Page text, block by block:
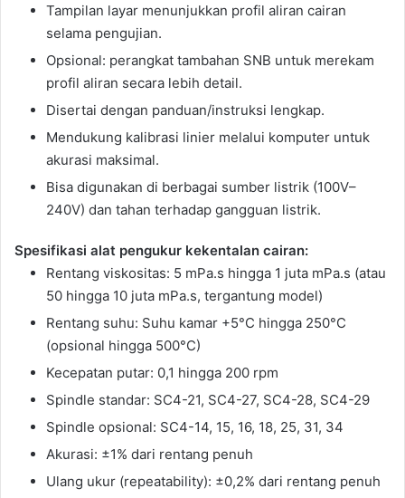
Tampilan layar menunjukkan profil aliran cairan
selama pengujian.
Opsional: perangkat tambahan SNB untuk merekam
profil aliran secara lebih detail.
Disertai dengan panduan/instruksi lengkap.
Mendukung kalibrasi linier melalui komputer untuk
akurasi maksimal.
Bisa digunakan di berbagai sumber listrik (100V–
240V) dan tahan terhadap gangguan listrik.
Spesifikasi alat pengukur kekentalan cairan:
Rentang viskositas: 5 mPa.s hingga 1 juta mPa.s (atau
50 hingga 10 juta mPa.s, tergantung model)
Rentang suhu: Suhu kamar +5°C hingga 250°C
(opsional hingga 500°C)
Kecepatan putar: 0,1 hingga 200 rpm
Spindle standar: SC4-21, SC4-27, SC4-28, SC4-29
Spindle opsional: SC4-14, 15, 16, 18, 25, 31, 34
Akurasi: ±1% dari rentang penuh
Ulang ukur (repeatability): ±0,2% dari rentang penuh